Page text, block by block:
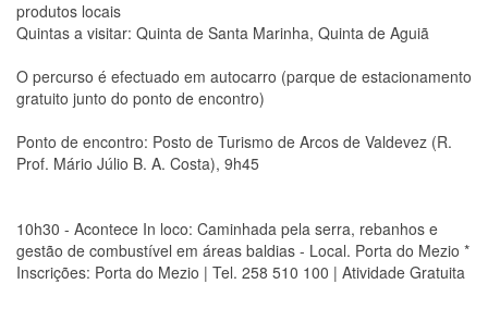
produtos locais
Quintas a visitar: Quinta de Santa Marinha, Quinta de Aguiã
O percurso é efectuado em autocarro (parque de estacionamento
gratuito junto do ponto de encontro)
Ponto de encontro: Posto de Turismo de Arcos de Valdevez (R.
Prof. Mário Júlio B. A. Costa), 9h45
10h30 - Acontece In loco: Caminhada pela serra, rebanhos e
gestão de combustível em áreas baldias - Local. Porta do Mezio *
Inscrições: Porta do Mezio | Tel. 258 510 100 | Atividade Gratuita